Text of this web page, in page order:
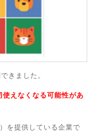
きました。
えなくなる可能性があ
を提供している企業で